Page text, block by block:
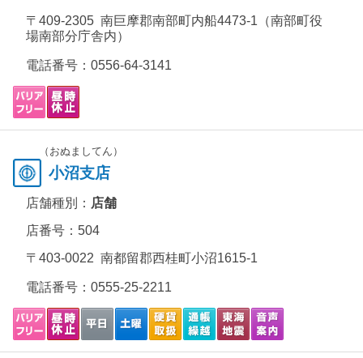
〒409-2305 南巨摩郡南部町内船4473-1（南部町役
場南部分庁舎内）
電話番号： 0556-64-3141
（おぬましてん）
小沼支店
店舗種別： 店舗
店番号：504
〒403-0022 南都留郡西桂町小沼1615-1
電話番号： 0555-25-2211